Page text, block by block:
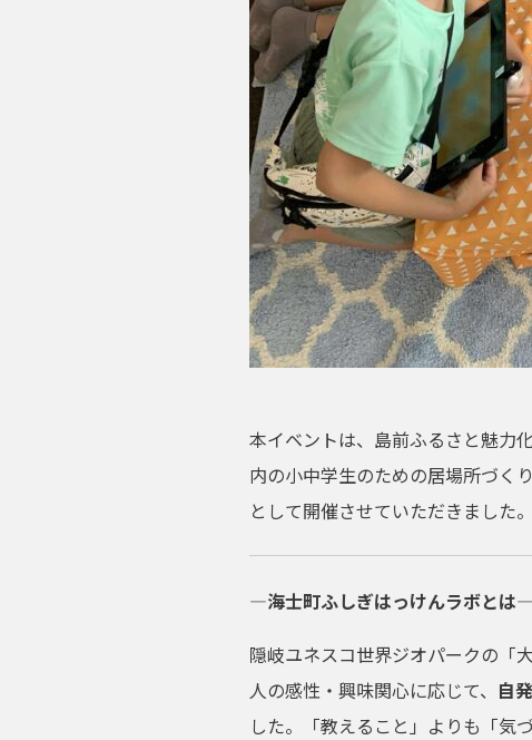
本イベントは、島前ふるさと魅力
内の小中学生のための居場所づく
として開催させていただきました。
―海士町ふしぎはっけんラボとは―
隠岐ユネスコ世界ジオパークの「
人の感性・興味関心に応じて、 自
した。「教えること」よりも「気